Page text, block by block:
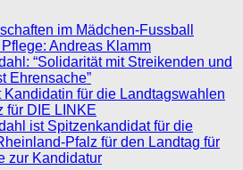
im Mädchen-Fussball
Andreas Klamm
“Solidarität mit Streikenden und
Ehrensache”
Kandidatin für die Landtagswahlen
für DIE LINKE
ist Spitzenkandidat für die
Pfalz für den Landtag für
zur Kandidatur